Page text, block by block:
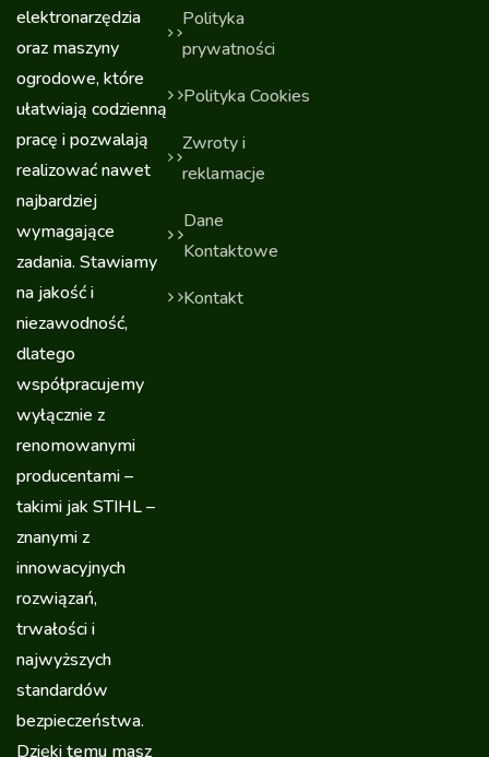
elektronarzędzia
oraz maszyny
ogrodowe, które
ułatwiają codzienną
pracę i pozwalają
realizować nawet
najbardziej
wymagające
zadania. Stawiamy
na jakość i
niezawodność,
dlatego
współpracujemy
wyłącznie z
renomowanymi
producentami –
takimi jak STIHL –
znanymi z
innowacyjnych
rozwiązań,
trwałości i
najwyższych
standardów
bezpieczeństwa.
Dzięki temu masz
Polityka
prywatności
Polityka Cookies
Zwroty i
reklamacje
Dane
Kontaktowe
Kontakt